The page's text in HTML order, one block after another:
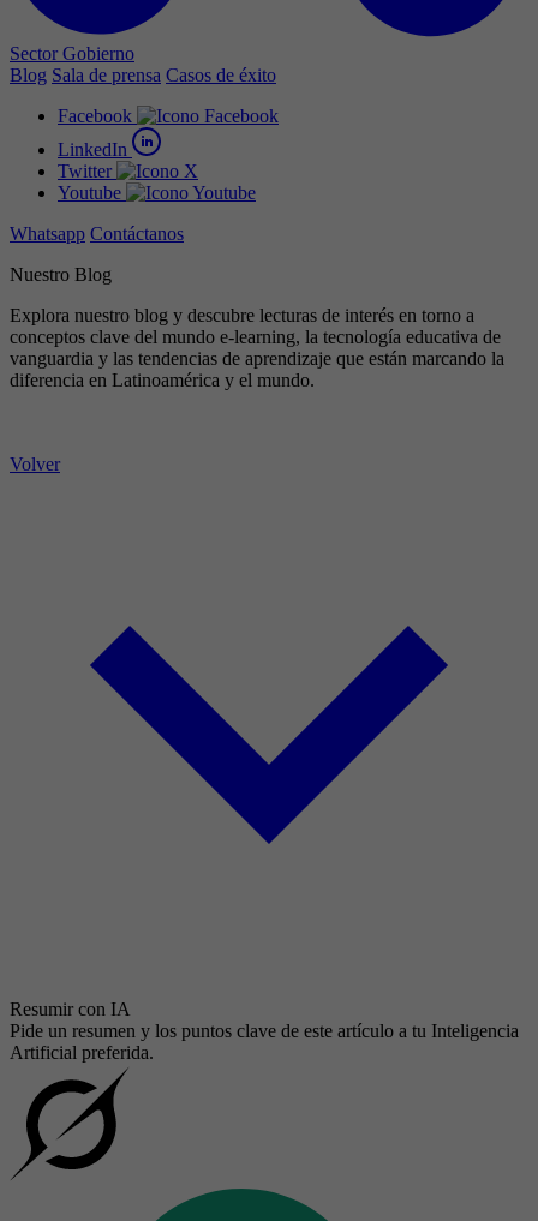
Sector Gobierno
Blog Sala de prensa Casos de éxito
Facebook
LinkedIn
Twitter
Youtube
Whatsapp Contáctanos
Nuestro Blog
Explora nuestro blog y descubre lecturas de interés en torno a
conceptos clave del mundo e-learning, la tecnología educativa de
vanguardia y las tendencias de aprendizaje que están marcando la
diferencia en Latinoamérica y el mundo.
Volver
Resumir con IA
Pide un resumen y los puntos clave de este artículo a tu Inteligencia
Artificial preferida.